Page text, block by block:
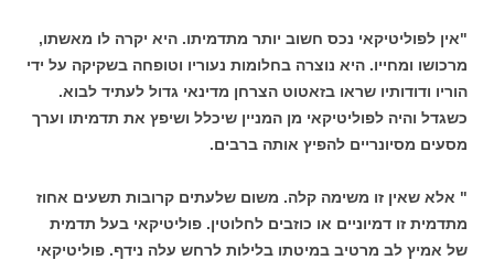
"אין לפוליטיקאי נכס חשוב יותר מתדמיתו. היא יקרה לו מאשתו,
מרכושו ומחייו. היא נוצרה בחלומות נעוריו וטופחה בשקיקה על ידי
הוריו ודודותיו שראו בזאטוט הצרחן מדינאי גדול לעתיד לבוא.
כשגדל והיה לפוליטיקאי מן המניין שיכלל ושיפץ את תדמיתו וערך
מסעים מסיונריים להפיץ אותה ברבים.
" אלא שאין זו משימה קלה. משום שלעתים קרובות תשעים אחוז
מתדמית זו דמיוניים או כוזבים לחלוטין. פוליטיקאי בעל תדמית
של אמיץ לב מרטיב במיטתו בלילות לרחש עלה נידף. פוליטיקאי